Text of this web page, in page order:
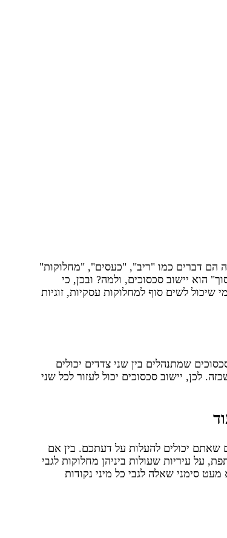
הם דברים כמו "ריב", "כעסים", "מחלוקות"
הוא יישוב סכסוכים, ולמה? ובכן, כי
שיכול לשים סוף למחלוקות עסקיות, זוגיות
שמתנהלים בין שני צדדים יכולים
לכן, יישוב סכסוכים יכול לעזור לכל שני
שאתם יכולים להעלות על דעתכם. בין אם
על עיריות שעולות ביניהן מחלוקות לגבי
סימני שאלה לגבי כל מיני נקודות